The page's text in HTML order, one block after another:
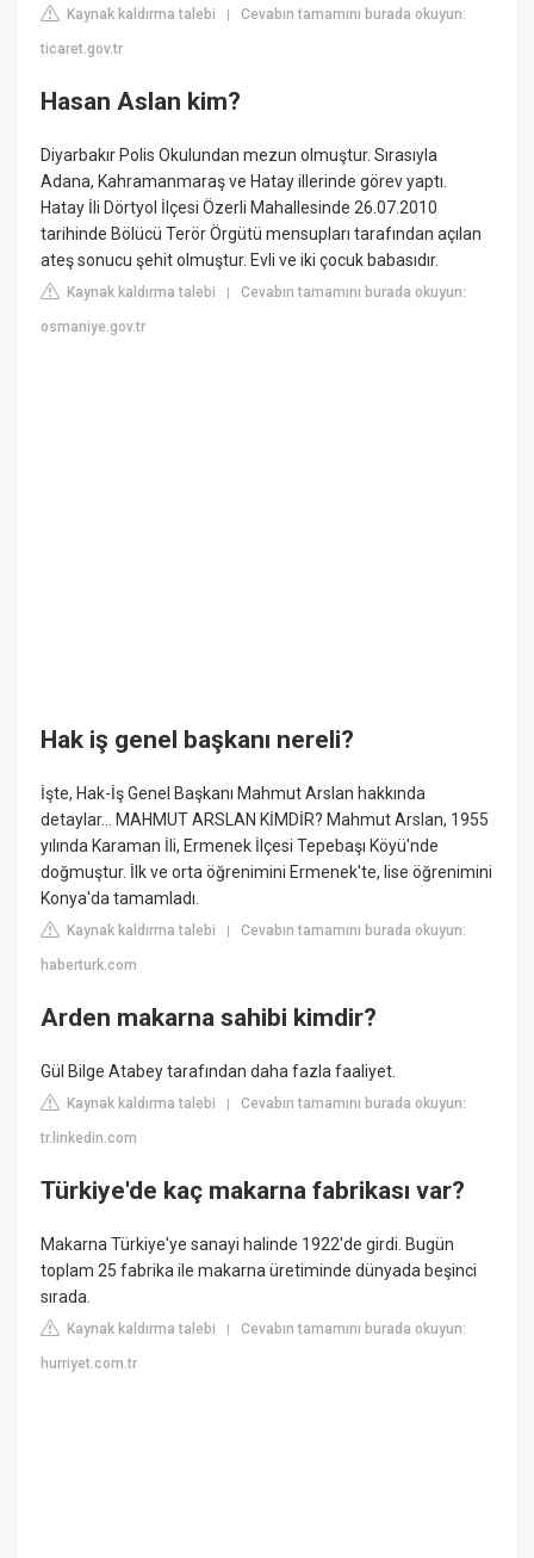
Kaynak kaldırma talebi |Cevabın tamamını burada okuyun:
ticaret.gov.tr
Hasan Aslan kim?
Diyarbakır Polis Okulundan mezun olmuştur. Sırasıyla
Adana, Kahramanmaraş ve Hatay illerinde görev yaptı.
Hatay İli Dörtyol İlçesi Özerli Mahallesinde 26.07.2010
tarihinde Bölücü Terör Örgütü mensupları tarafından açılan
ateş sonucu şehit olmuştur. Evli ve iki çocuk babasıdır.
Kaynak kaldırma talebi |Cevabın tamamını burada okuyun:
osmaniye.gov.tr
Hak iş genel başkanı nereli?
İşte, Hak-İş Genel Başkanı Mahmut Arslan hakkında
detaylar... MAHMUT ARSLAN KİMDİR? Mahmut Arslan, 1955
yılında Karaman İli, Ermenek İlçesi Tepebaşı Köyü'nde
doğmuştur. İlk ve orta öğrenimini Ermenek'te, lise öğrenimini
Konya'da tamamladı.
Kaynak kaldırma talebi |Cevabın tamamını burada okuyun:
haberturk.com
Arden makarna sahibi kimdir?
Gül Bilge Atabey tarafından daha fazla faaliyet.
Kaynak kaldırma talebi |Cevabın tamamını burada okuyun:
tr.linkedin.com
Türkiye'de kaç makarna fabrikası var?
Makarna Türkiye'ye sanayi halinde 1922'de girdi. Bugün
toplam 25 fabrika ile makarna üretiminde dünyada beşinci
sırada.
Kaynak kaldırma talebi |Cevabın tamamını burada okuyun:
hurriyet.com.tr